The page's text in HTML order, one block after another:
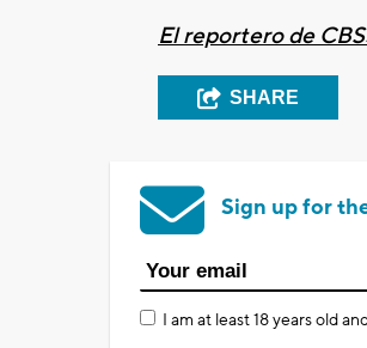
El reportero de
SHARE
Sign up for
I am at least 18 years old